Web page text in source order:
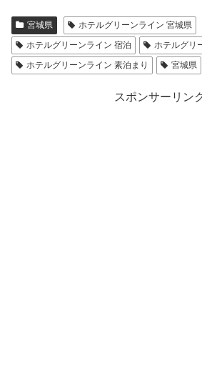
宮城県
ホテルグリーンライン 宮城県
ホテルグリーンライン 宿泊
ホテルグリ
ホテルグリーンライン 素泊まり
宮城県
スポンサーリン